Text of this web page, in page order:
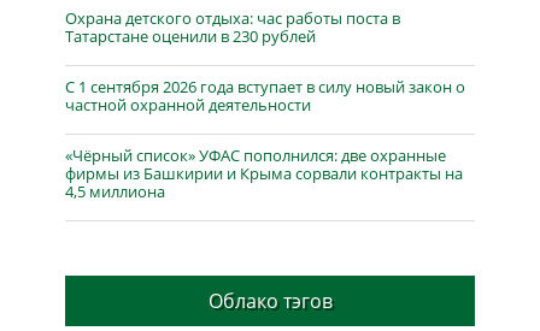
Охрана детского отдыха: час работы поста в
Татарстане оценили в 230 рублей
С 1 сентября 2026 года вступает в силу новый закон о
частной охранной деятельности
«Чёрный список» УФАС пополнился: две охранные
фирмы из Башкирии и Крыма сорвали контракты на
4,5 миллиона
Облако тэгов